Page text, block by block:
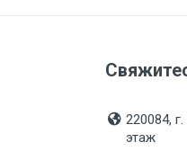
220084,
этаж